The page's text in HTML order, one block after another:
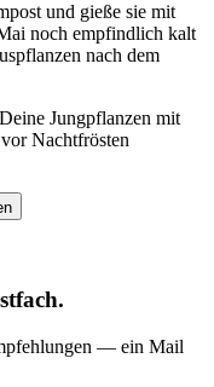
und gieße sie mit
noch empfindlich kalt
nach dem
Jungpflanzen mit
Nachtfrösten
— ein Mail